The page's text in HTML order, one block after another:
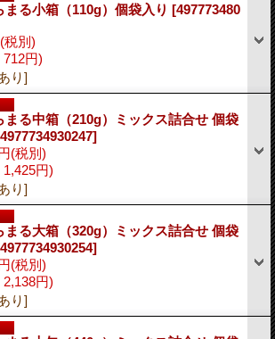
まる小箱（110g）個袋入り [497773480
(税別)
712円)
り]
まる中箱（210g）ミックス詰合せ 個袋
(税別)
1,425円)
り]
まる大箱（320g）ミックス詰合せ 個袋
(税別)
2,138円)
り]